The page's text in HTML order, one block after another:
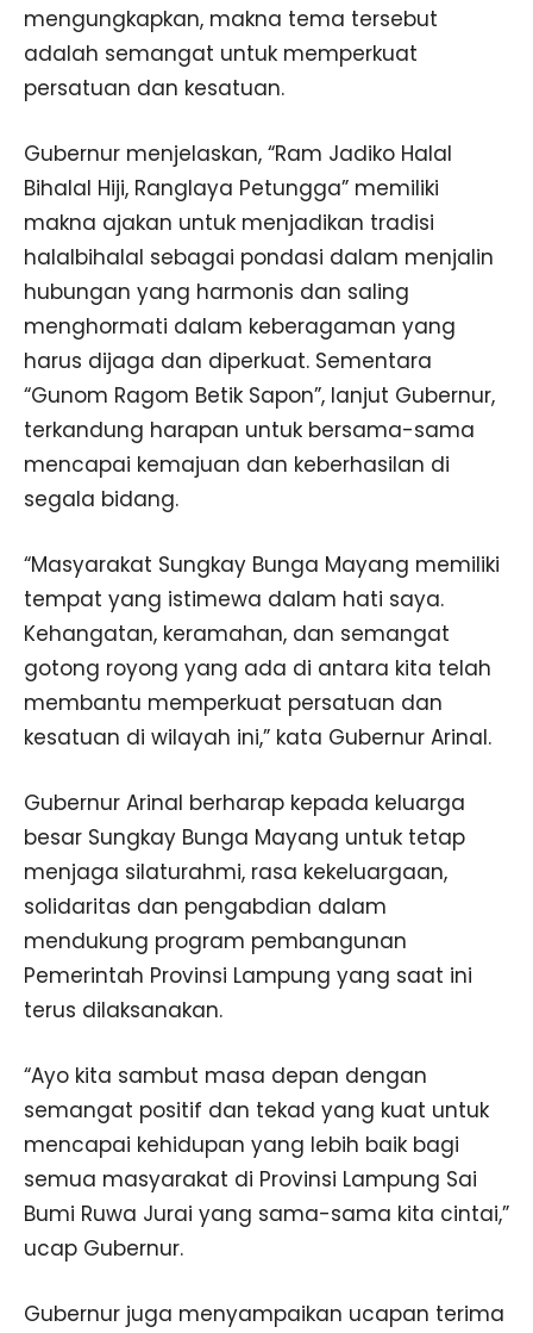
mengungkapkan, makna tema tersebut
adalah semangat untuk memperkuat
persatuan dan kesatuan.
Gubernur menjelaskan, “Ram Jadiko Halal
Bihalal Hiji, Ranglaya Petungga” memiliki
makna ajakan untuk menjadikan tradisi
halalbihalal sebagai pondasi dalam menjalin
hubungan yang harmonis dan saling
menghormati dalam keberagaman yang
harus dijaga dan diperkuat. Sementara
“Gunom Ragom Betik Sapon”, lanjut Gubernur,
terkandung harapan untuk bersama-sama
mencapai kemajuan dan keberhasilan di
segala bidang.
“Masyarakat Sungkay Bunga Mayang memiliki
tempat yang istimewa dalam hati saya.
Kehangatan, keramahan, dan semangat
gotong royong yang ada di antara kita telah
membantu memperkuat persatuan dan
kesatuan di wilayah ini,” kata Gubernur Arinal.
Gubernur Arinal berharap kepada keluarga
besar Sungkay Bunga Mayang untuk tetap
menjaga silaturahmi, rasa kekeluargaan,
solidaritas dan pengabdian dalam
mendukung program pembangunan
Pemerintah Provinsi Lampung yang saat ini
terus dilaksanakan.
“Ayo kita sambut masa depan dengan
semangat positif dan tekad yang kuat untuk
mencapai kehidupan yang lebih baik bagi
semua masyarakat di Provinsi Lampung Sai
Bumi Ruwa Jurai yang sama-sama kita cintai,”
ucap Gubernur.
Gubernur juga menyampaikan ucapan terima